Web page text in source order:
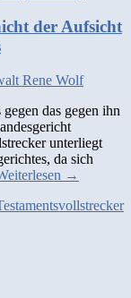
der Aufsicht
Rene Wolf
das gegen ihn
unterliegt
da sich
→